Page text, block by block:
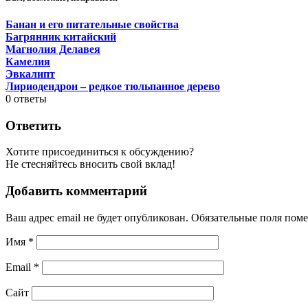
Банан и его питательные свойства
Багрянник китайский
Магнолия Делавея
Камелия
Эвкалипт
Лириодендрон – редкое тюльпанное дерево
0 ответы
Ответить
Хотите присоединиться к обсуждению?
Не стесняйтесь вносить свой вклад!
Добавить комментарий
Ваш адрес email не будет опубликован. Обязательные поля
Имя *
Email *
Сайт